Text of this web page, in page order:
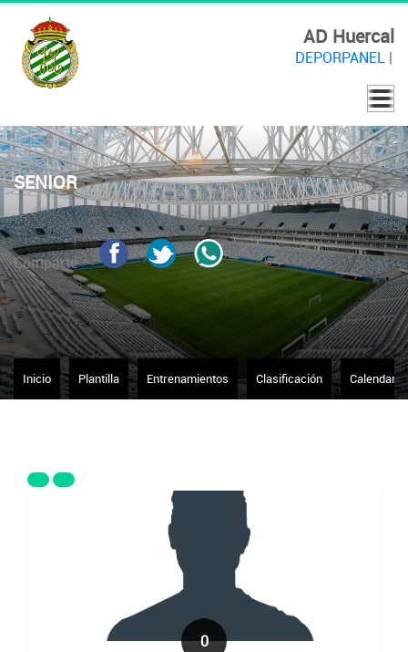
AD Huercal
DEPORPANEL|
SENIOR
Comparte
Inicio Plantilla Entrenamientos Clasificación Calendario
0